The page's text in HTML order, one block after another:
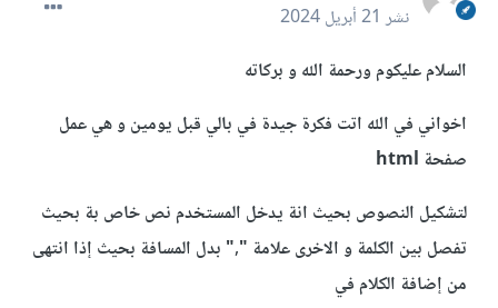
نشر21 أبريل 2024
السلام عليكوم ورحمة الله و بركاته
اخواني في الله اتت فكرة جيدة في بالي قبل يومين و هي عمل
صفحة html
لتشكيل النصوص بحيث انة يدخل المستخدم نص خاص بة بحيث
تفصل بين الكلمة و الاخرى علامة "," بدل المسافة بحيث إذا انتهى
من إضافة الكلام في